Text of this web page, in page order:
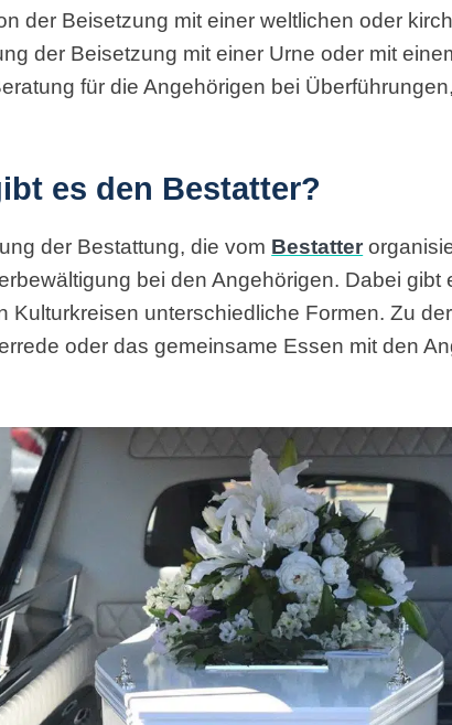
der Beisetzung mit einer weltlichen oder
der Beisetzung mit einer Urne oder mit
für die Angehörigen bei
es den Bestatter?
der Bestattung, die vom Bestatter
bei den Angehörigen. Dabei gibt
Kulturkreisen unterschiedliche Formen. Zu
oder das gemeinsame Essen mit den